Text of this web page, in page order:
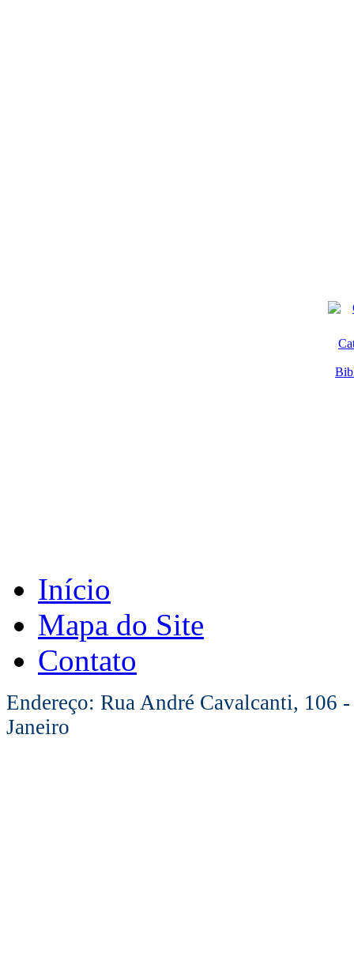
Início
Mapa do Site
Contato
Endereço: Rua André Cavalcanti, 106
Janeiro